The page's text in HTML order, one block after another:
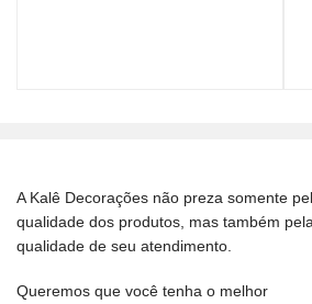
A Kalê Decorações não preza somente
qualidade dos produtos, mas também
qualidade de seu atendimento.
Queremos que você tenha o melhor